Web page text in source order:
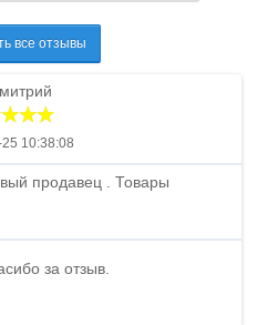
все отзывы
10:38:08
продавец . Товары
за отзыв.